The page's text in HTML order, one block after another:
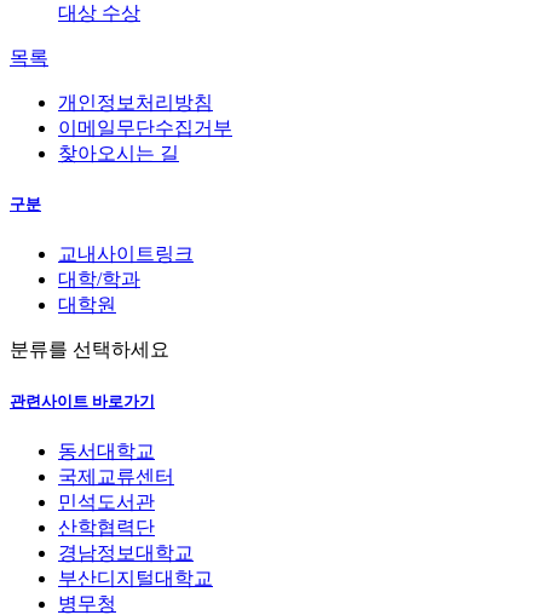
대상 수상
목록
개인정보처리방침
이메일무단수집거부
찾아오시는 길
구분
교내사이트링크
대학/학과
대학원
분류를 선택하세요
관련사이트 바로가기
동서대학교
국제교류센터
민석도서관
산학협력단
경남정보대학교
부산디지털대학교
병무청